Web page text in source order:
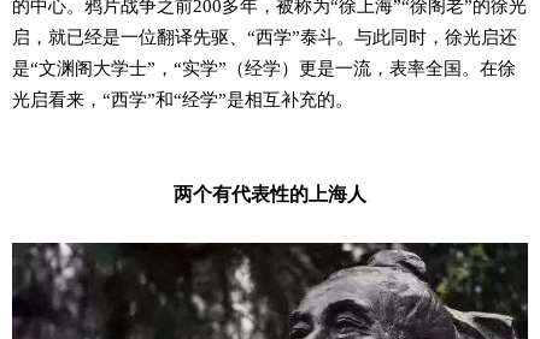
的中心。鸦片战争之前200多年，被称为“徐上海”“徐阁老”的徐光
启，就已经是一位翻译先驱、“西学”泰斗。与此同时，徐光启还
是“文渊阁大学士”，“实学”（经学）更是一流，表率全国。在徐
光启看来，“西学”和“经学”是相互补充的。
两个有代表性的上海人